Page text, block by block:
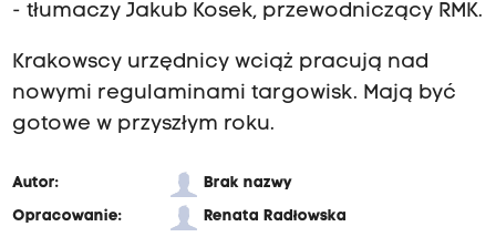
- tłumaczy Jakub Kosek, przewodniczący RMK.
Krakowscy urzędnicy wciąż pracują nad
nowymi regulaminami targowisk. Mają być
gotowe w przyszłym roku.
Autor:
Brak nazwy
Opracowanie:
Renata Radłowska